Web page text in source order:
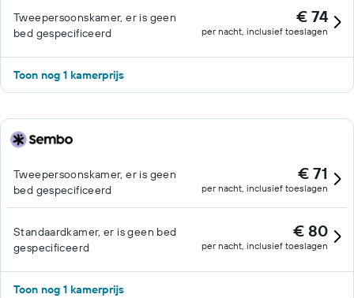
Tweepersoonskamer, er is geen
bed gespecificeerd
€ 74
per nacht, inclusief toeslagen
Toon nog 1 kamerprijs
Tweepersoonskamer, er is geen
bed gespecificeerd
€ 71
per nacht, inclusief toeslagen
Standaardkamer, er is geen bed
gespecificeerd
€ 80
per nacht, inclusief toeslagen
Toon nog 1 kamerprijs